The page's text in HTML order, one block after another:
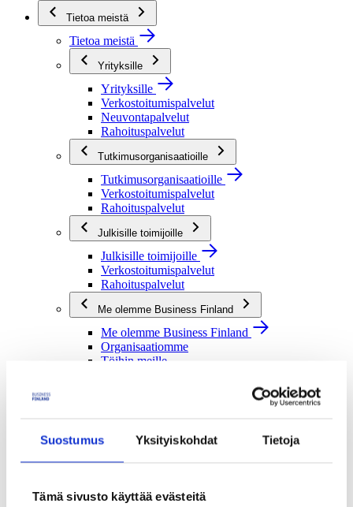
Suostumus Yksityiskohdat Tietoja
Tämä sivusto käyttää evästeitä
Tietoa meistä
Tietoa meistä
Yrityksille
Yrityksille
Verkostoitumispalvelut
Neuvontapalvelut
Rahoituspalvelut
Tutkimusorganisaatioille
Tutkimusorganisaatioille
Verkostoitumispalvelut
Rahoituspalvelut
Julkisille toimijoille
Julkisille toimijoille
Verkostoitumispalvelut
Rahoituspalvelut
Me olemme Business Finland
Me olemme Business Finland
Organisaatiomme
Töihin meille
Business Finlandin strategia 2030
Tulokset ja vaikutukset
Ajankohtaista